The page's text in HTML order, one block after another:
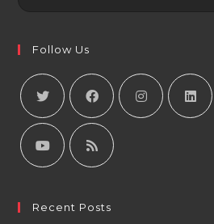
Follow Us
Recent Posts